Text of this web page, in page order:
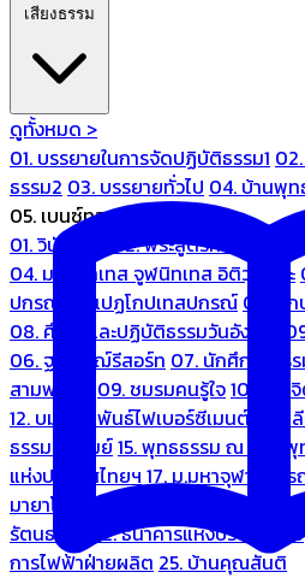
เสียงธรรม
ดูทั้งหมด >
01. บรรยายในการจัดปฏิบัติธรรม1
ธรรม2 03. บรรยายทั่วไป 04. บ้านพุท
05. เบนซ์ทองหล่อ
01. วินัยปิฎก
02. พระสูตรศึกษา
03.
04. มหานิทเทส จูฬนิทเทส อิติวุตตกะ
ปกรณ์ และเปฏโกปเทสปกรณ์ 07. ศึก
08. ศึกษาและปฏิบัติธรรมวันอังคาร
06. ฐณิชาฌ์รีสอร์ท 07. นักศึกษาธร
สามพระยา
09. ชมรมคนรู้ใจ10. บ้าน
12. บมจ.มหพันธ์ไฟเบอร์ซีเมนต์
13.
ธรรมะรื่นรมย์15. พุทธธรรม ณ แดนพุ
แห่งประเทศไทยฯ 17. ม.มหาจุฬาลงก
มายาโคตมี
19. ariya wellness center
รัตนธรรม
22. ธนาคารแห่งประเทศไทย
การไฟฟ้าฝ่ายผลิต 25. บ้านคุณสันติ